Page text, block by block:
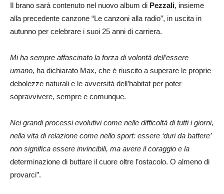
Il brano sarà contenuto nel nuovo album di Pezzali, insieme
alla precedente canzone “Le canzoni alla radio”, in uscita in
autunno per celebrare i suoi 25 anni di carriera.
Mi ha sempre affascinato la forza di volontà dell’essere
umano, ha dichiarato Max, che è riuscito a superare le proprie
debolezze naturali e le avversità dell’habitat per poter
sopravvivere, sempre e comunque.
Nei grandi processi evolutivi come nelle difficoltà di tutti i giorni,
nella vita di relazione come nello sport: essere ‘duri da battere’
non significa essere invincibili, ma avere il coraggio e la
determinazione di buttare il cuore oltre l’ostacolo. O almeno di
provarci”.